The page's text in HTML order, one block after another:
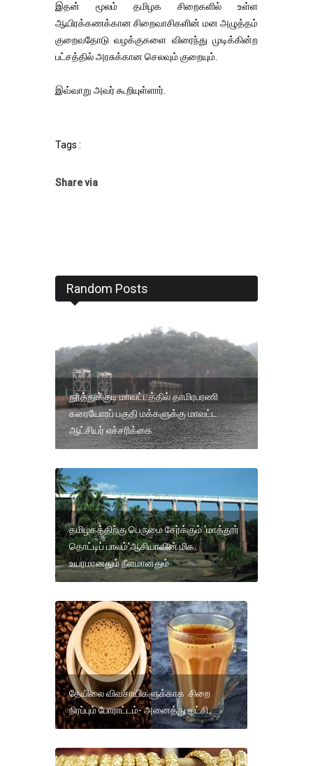
இதன் மூலம் தமிழக சிறைகளில் உள்ள
ஆயிரக்கணக்கான சிறைவாசிகளின் மன அழுத்தம்
குறைவதோடு வழக்குகளை விரைந்து முடிக்கின்ற
பட்சத்தில் அரசுக்கான செலவும் குறையும்.
இவ்வாறு அவர் கூறியுள்ளார்.
Tags :
Share via
Random Posts
தூத்துக்குடி மாவட்டத்தில் தாமிரபரணி
கரையோரப் பகுதி மக்களுக்கு மாவட்ட
ஆட்சியர் எச்சரிக்கை
தமிழகத்திற்கு பெருமை சேர்க்கும் ‘மாத்தூர்
தொட்டிப் பாலம்’ஆசியாவின் மிக
உயரமானதும் நீளமானதும்
தேயிலை விவசாயிகளுக்காக சிறை
நிரப்பும் போராட்டம்- அனைத்து கட்சி.